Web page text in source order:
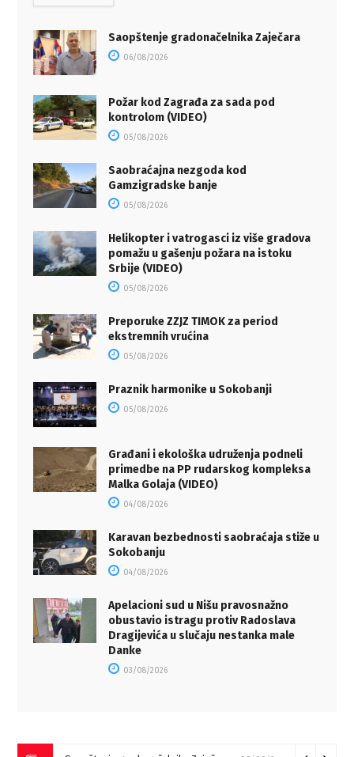
Saopštenje gradonačelnika Zaječara
06/08/2026
Požar kod Zagrađa za sada pod
kontrolom (VIDEO)
05/08/2026
Saobraćajna nezgoda kod
Gamzigradske banje
05/08/2026
Helikopter i vatrogasci iz više gradova
pomažu u gašenju požara na istoku
Srbije (VIDEO)
05/08/2026
Preporuke ZZJZ TIMOK za period
ekstremnih vrućina
05/08/2026
Praznik harmonike u Sokobanji
05/08/2026
Građani i ekološka udruženja podneli
primedbe na PP rudarskog kompleksa
Malka Golaja (VIDEO)
04/08/2026
Karavan bezbednosti saobraćaja stiže u
Sokobanju
04/08/2026
Apelacioni sud u Nišu pravosnažno
obustavio istragu protiv Radoslava
Dragijevića u slučaju nestanka male
Danke
03/08/2026